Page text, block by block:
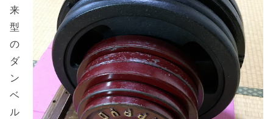
来
型
の
ダ
ン
ベ
ル